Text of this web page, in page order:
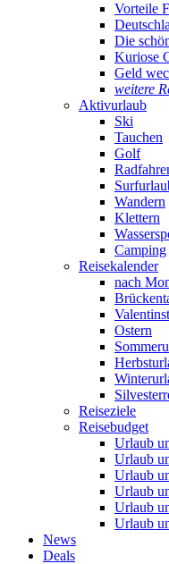
Vorteile
Die
Kuriose
Geld
weitere
Aktivurlaub
Ski
Tauchen
Golf
Wandern
Klettern
Camping
Reisekalender
nach
Ostern
Reiseziele
Reisebudget
Urlaub
Urlaub
Urlaub
Urlaub
Urlaub
Urlaub
News
Deals